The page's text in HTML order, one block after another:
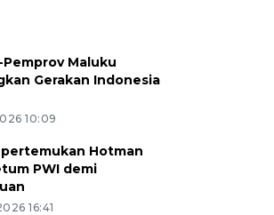
Pemprov Maluku
Gerakan Indonesia
10:09
Hotman
PWI demi
16:41